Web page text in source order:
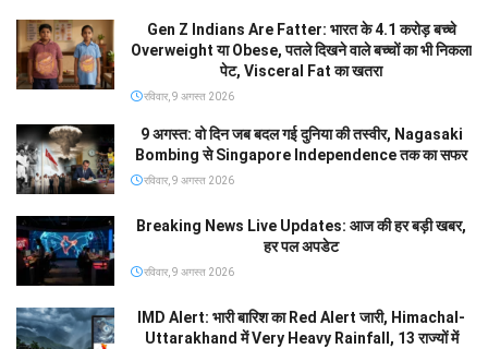
Gen Z Indians Are Fatter: भारत के 4.1 करोड़ बच्चे
Overweight या Obese, पतले दिखने वाले बच्चों का भी निकला
पेट, Visceral Fat का खतरा
रविवार, 9 अगस्त 2026
9 अगस्त: वो दिन जब बदल गई दुनिया की तस्वीर, Nagasaki
Bombing से Singapore Independence तक का सफर
रविवार, 9 अगस्त 2026
Breaking News Live Updates: आज की हर बड़ी खबर,
हर पल अपडेट
रविवार, 9 अगस्त 2026
IMD Alert: भारी बारिश का Red Alert जारी, Himachal-
Uttarakhand में Very Heavy Rainfall, 13 राज्यों में